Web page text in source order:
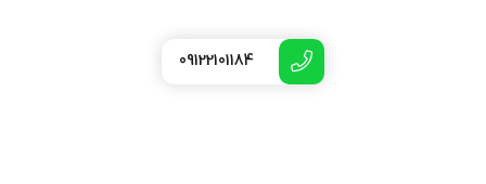
09122101184